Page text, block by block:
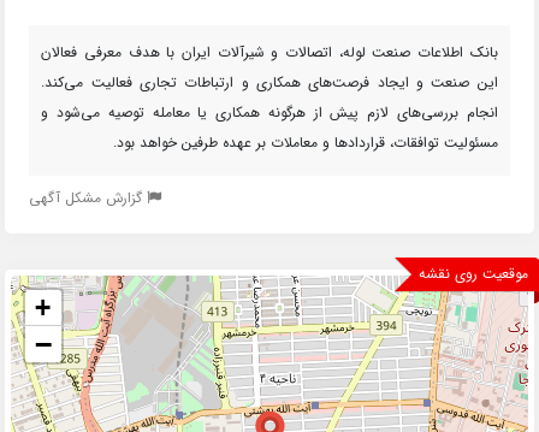
بانک اطلاعات صنعت لوله، اتصالات و شیرآلات ایران با هدف معرفی فعالان
این صنعت و ایجاد فرصت‌های همکاری و ارتباطات تجاری فعالیت می‌کند.
انجام بررسی‌های لازم پیش از هرگونه همکاری یا معامله توصیه می‌شود و
مسئولیت توافقات، قراردادها و معاملات بر عهده طرفین خواهد بود.
گزارش مشکل آگهی
موقعیت روی نقشه
+
−